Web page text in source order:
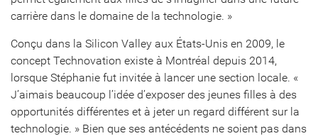
carrière dans le domaine de la technologie. »
Conçu dans la Silicon Valley aux États-Unis en 2009, le
concept Technovation existe à Montréal depuis 2014,
lorsque Stéphanie fut invitée à lancer une section locale. «
J’aimais beaucoup l’idée d’exposer des jeunes filles à des
opportunités différentes et à jeter un regard différent sur la
technologie. » Bien que ses antécédents ne soient pas dans